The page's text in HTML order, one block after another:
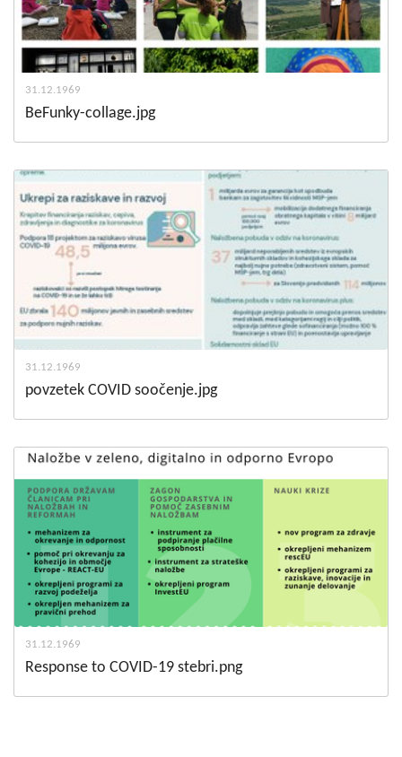
31.12.1969
BeFunky-collage.jpg
31.12.1969
povzetek COVID soočenje.jpg
31.12.1969
Response to COVID-19 stebri.png